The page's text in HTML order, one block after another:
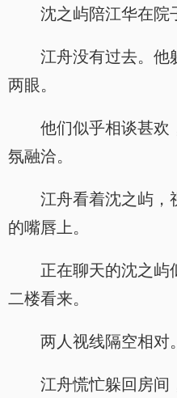
沈之屿陪江华在院
江舟没有过去。他
两眼。
他们似乎相谈甚欢
氛融洽。
江舟看着沈之屿，
的嘴唇上。
正在聊天的沈之屿
二楼看来。
两人视线隔空相对。
江舟慌忙躲回房间